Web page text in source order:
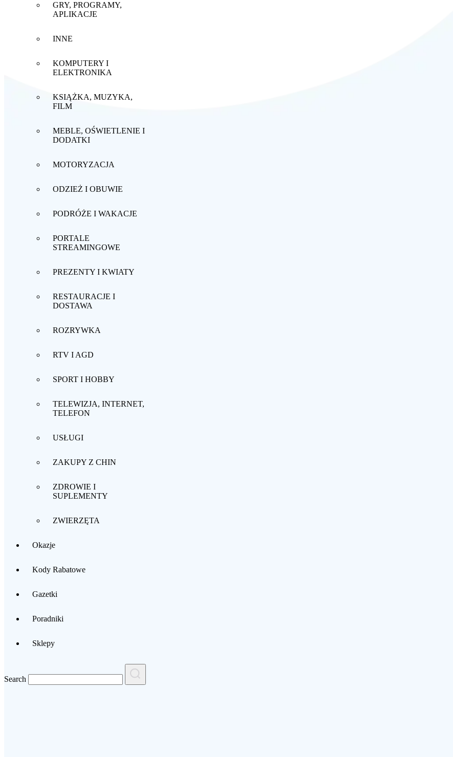
GRY, PROGRAMY,
APLIKACJE
INNE
KOMPUTERY I
ELEKTRONIKA
KSIĄŻKA, MUZYKA,
FILM
MEBLE, OŚWIETLENIE I
DODATKI
MOTORYZACJA
ODZIEŻ I OBUWIE
PODRÓŻE I WAKACJE
PORTALE
STREAMINGOWE
PREZENTY I KWIATY
RESTAURACJE I
DOSTAWA
ROZRYWKA
RTV I AGD
SPORT I HOBBY
TELEWIZJA, INTERNET,
TELEFON
USŁUGI
ZAKUPY Z CHIN
ZDROWIE I
SUPLEMENTY
ZWIERZĘTA
Okazje
Kody Rabatowe
Gazetki
Poradniki
Sklepy
Search